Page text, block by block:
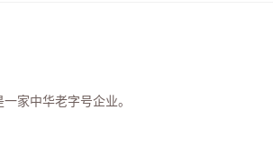
家中华老字号企业。